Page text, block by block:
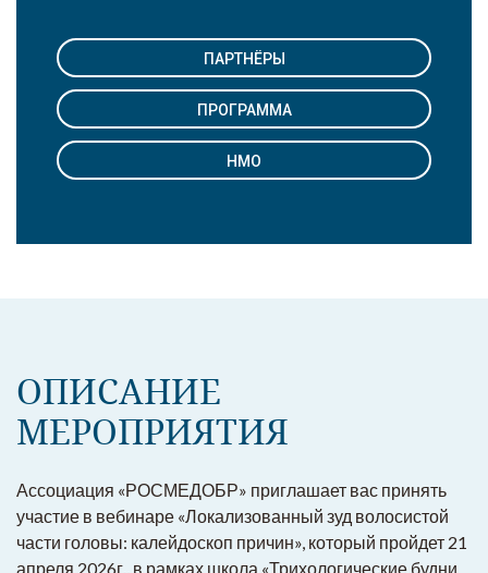
ПАРТНЁРЫ
ПРОГРАММА
НМО
ОПИСАНИЕ
МЕРОПРИЯТИЯ
Ассоциация «РОСМЕДОБР» приглашает вас принять
участие в вебинаре «Локализованный зуд волосистой
части головы: калейдоскоп причин», который пройдет 21
апреля 2026г., в рамках школа «Трихологические будни